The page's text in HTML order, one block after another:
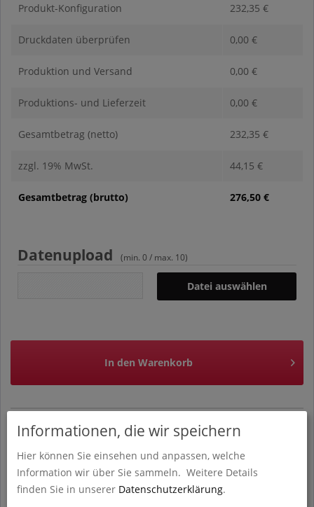
Produkt-Konfiguration 232,35 €
Druckdaten überprüfen 0,00 €
Produktion und Versand 0,00 €
Produktions- und Lieferzeit 0,00 €
Gesamtbetrag (netto) 232,35 €
zzgl. 19% MwSt. 44,15 €
Gesamtbetrag (brutto) 276,50 €
Datenupload (min. 0 / max. 10)
Datei auswählen
In den Warenkorb
Hochwertige Broschüre mit Klebebindung von print.cologne
in Köln. Unterstreicht Ihre Vielseitigkeit und hinterlässt
garantiert einen bleibenden positiven Eindruck. Elegantes
Design.
Informationen, die wir speichern
Hier können Sie einsehen und anpassen, welche
Information wir über Sie sammeln. Weitere Details
finden Sie in unserer Datenschutzerklärung.